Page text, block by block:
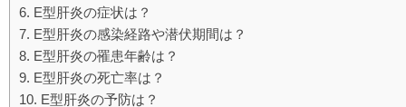
E型肝炎の症状は？
E型肝炎の感染経路や潜伏期間は？
E型肝炎の罹患年齢は？
E型肝炎の死亡率は？
E型肝炎の予防は？